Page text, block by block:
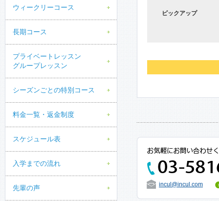
ピックアップ
incul@incul.com
ウィークリーコース
長期コース
プライベートレッスン
グループレッスン
シーズンごとの特別コース
料金一覧・返金制度
スケジュール表
入学までの流れ
先輩の声